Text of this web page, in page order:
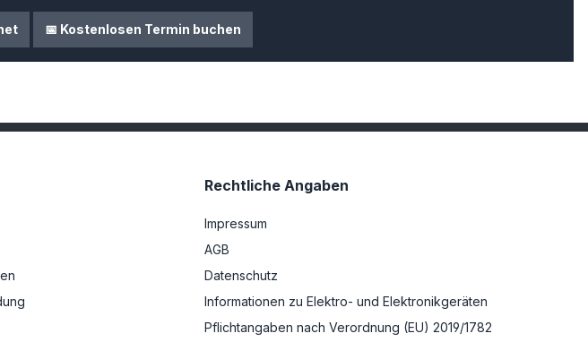
📅 Kostenlosen Termin buchen
Rechtliche Angaben
Impressum
AGB
Datenschutz
Informationen zu Elektro- und Elektronikgeräten
Pflichtangaben nach Verordnung (EU) 2019/1782